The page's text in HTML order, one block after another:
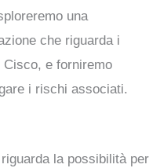
una
che riguarda i
Cisco, e forniremo
i rischi associati.
la possibilità per